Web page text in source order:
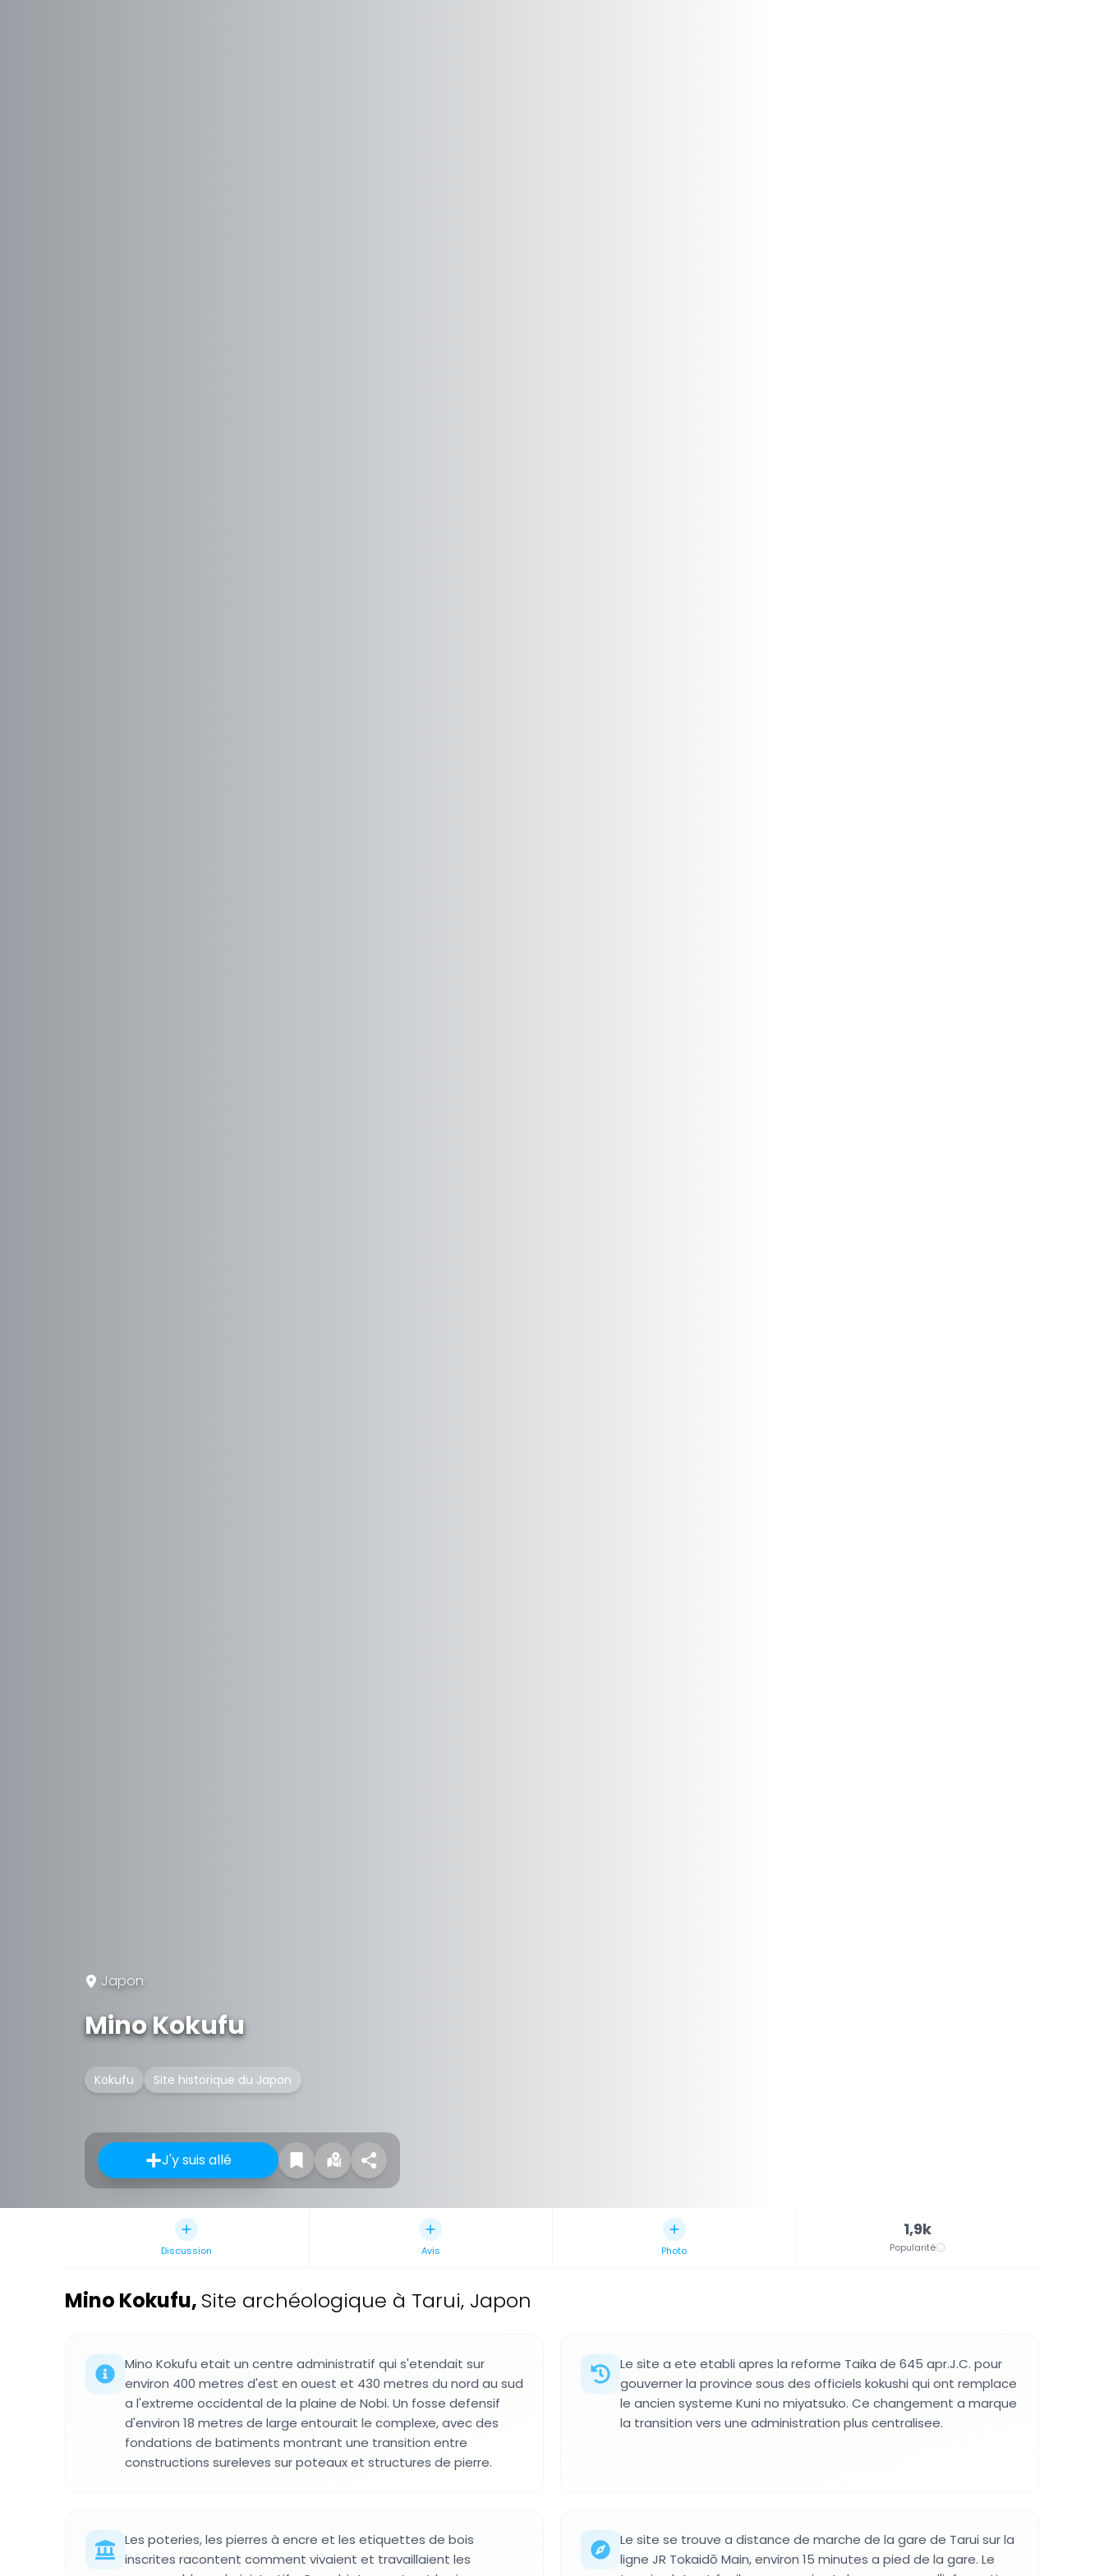
Japon
Mino Kokufu
Kokufu Site historique du Japon
J'y suis allé
Discussion Avis Photo
1,9k
Popularité
Mino Kokufu, Site archéologique à Tarui, Japon
Mino Kokufu etait un centre administratif qui s'etendait sur
environ 400 metres d'est en ouest et 430 metres du nord au sud
a l'extreme occidental de la plaine de Nobi. Un fosse defensif
d'environ 18 metres de large entourait le complexe, avec des
fondations de batiments montrant une transition entre
constructions sureleves sur poteaux et structures de pierre.
Le site a ete etabli apres la reforme Taika de 645 apr.J.C. pour
gouverner la province sous des officiels kokushi qui ont remplace
le ancien systeme Kuni no miyatsuko. Ce changement a marque
la transition vers une administration plus centralisee.
Les poteries, les pierres à encre et les etiquettes de bois
inscrites racontent comment vivaient et travaillaient les
Le site se trouve a distance de marche de la gare de Tarui sur la
ligne JR Tokaidō Main, environ 15 minutes a pied de la gare. Le